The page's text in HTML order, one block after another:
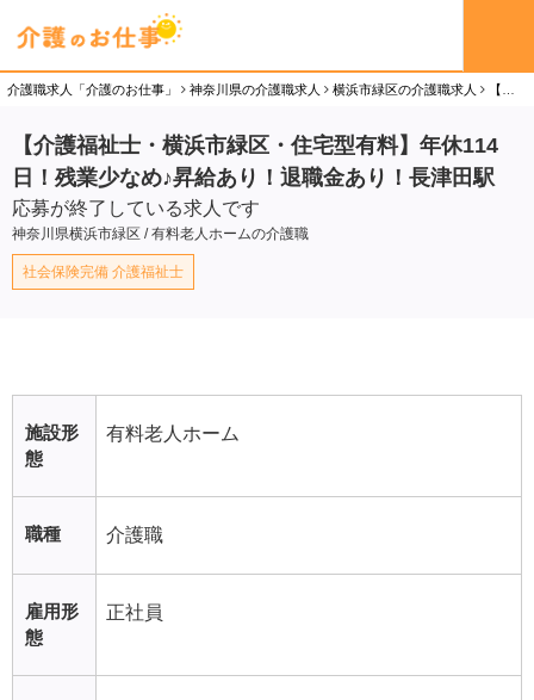
介護職求人「介護のお仕事」 神奈川県の介護職求人 横浜市緑区の介護職求人 【介護福祉士・横浜市緑区・住宅型有料】年休114日！残業少なめ♪昇給あり！退職金あり！長津田駅の介護職（正社員）求人
【介護福祉士・横浜市緑区・住宅型有料】年休114
日！残業少なめ♪昇給あり！退職金あり！長津田駅
応募が終了している求人です
神奈川県横浜市緑区 / 有料老人ホームの介護職
社会保険完備 介護福祉士
施設形
態
有料老人ホーム
職種 介護職
雇用形
態
正社員